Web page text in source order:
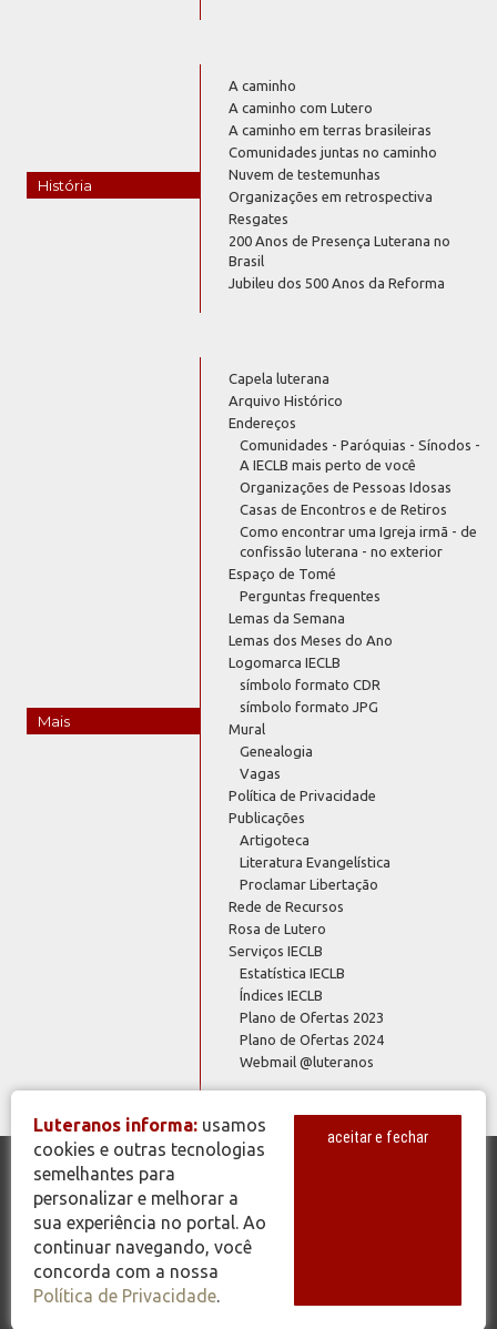
História
A caminho
A caminho com Lutero
A caminho em terras brasileiras
Comunidades juntas no caminho
Nuvem de testemunhas
Organizações em retrospectiva
Resgates
200 Anos de Presença Luterana no
Brasil
Jubileu dos 500 Anos da Reforma
Mais
Capela luterana
Arquivo Histórico
Endereços
Comunidades - Paróquias - Sínodos -
A IECLB mais perto de você
Organizações de Pessoas Idosas
Casas de Encontros e de Retiros
Como encontrar uma Igreja irmã - de
confissão luterana - no exterior
Espaço de Tomé
Perguntas frequentes
Lemas da Semana
Lemas dos Meses do Ano
Logomarca IECLB
símbolo formato CDR
símbolo formato JPG
Mural
Genealogia
Vagas
Política de Privacidade
Publicações
Artigoteca
Literatura Evangelística
Proclamar Libertação
Rede de Recursos
Rosa de Lutero
Serviços IECLB
Estatística IECLB
Índices IECLB
Plano de Ofertas 2023
Plano de Ofertas 2024
Webmail @luteranos
© Copyright 2026 - Todos os Direitos Reservados - IECLB - Igreja
Evangélica de Confissão Luterana no Brasil - Portal Luteranos -
www.luteranos.com.br
Luteranos informa: usamos
cookies e outras tecnologias
semelhantes para
personalizar e melhorar a
sua experiência no portal. Ao
continuar navegando, você
concorda com a nossa
Política de Privacidade.
aceitar e fechar